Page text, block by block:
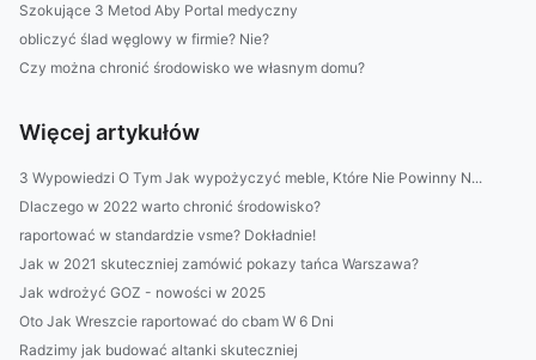
Szokujące 3 Metod Aby Portal medyczny
obliczyć ślad węglowy w firmie? Nie?
Czy można chronić środowisko we własnym domu?
Więcej artykułów
3 Wypowiedzi O Tym Jak wypożyczyć meble, Które Nie Powinny N...
Dlaczego w 2022 warto chronić środowisko?
raportować w standardzie vsme? Dokładnie!
Jak w 2021 skuteczniej zamówić pokazy tańca Warszawa?
Jak wdrożyć GOZ - nowości w 2025
Oto Jak Wreszcie raportować do cbam W 6 Dni
Radzimy jak budować altanki skuteczniej